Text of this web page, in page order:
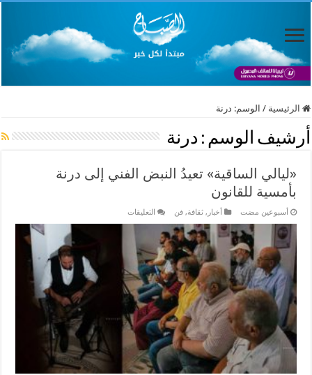
الرئيسية / الوسم: درنة
أرشيف الوسم : درنة
«ليالي الساقية» تعيدُ النبض الفني إلى درنة
بأمسية للقانون
‏أسبوعين مضت أخبار ,ثقافة,فن التعليقات
الفني
إلى
درنة
بأمسية
للقانون